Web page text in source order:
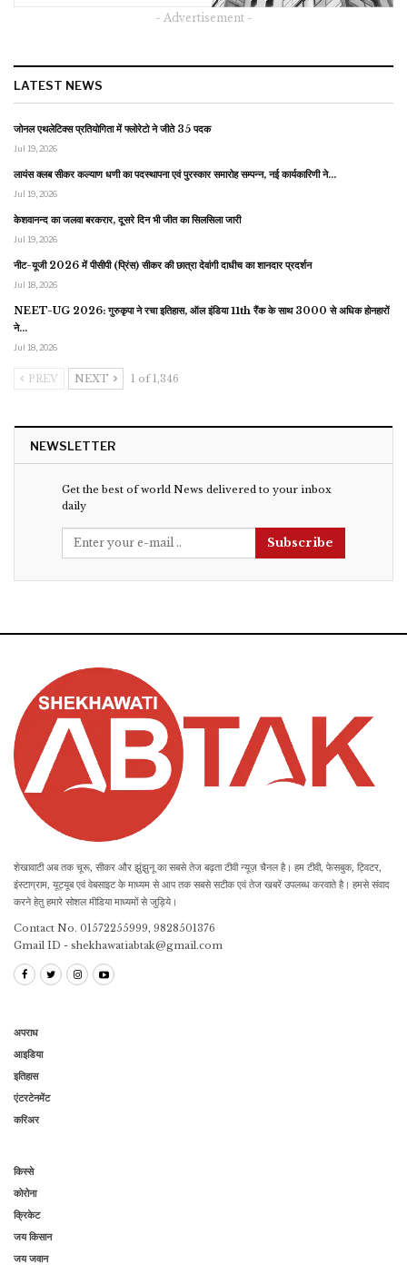
- Advertisement -
LATEST NEWS
जोनल एथलेटिक्स प्रतियोगिता में फ्लोरेटो ने जीते 35 पदक
Jul 19, 2026
लायंस क्लब सीकर कल्याण धणी का पदस्थापना एवं पुरस्कार समारोह सम्पन्न, नई कार्यकारिणी ने…
Jul 19, 2026
केशवानन्द का जलवा बरकरार, दूसरे दिन भी जीत का सिलसिला जारी
Jul 19, 2026
नीट-यूजी 2026 में पीसीपी (प्रिंस) सीकर की छात्रा देवांगी दाधीच का शानदार प्रदर्शन
Jul 18, 2026
NEET-UG 2026: गुरुकृपा ने रचा इतिहास, ऑल इंडिया 11th रैंक के साथ 3000 से अधिक होनहारों
ने…
Jul 18, 2026
PREV NEXT 1 of 1,346
NEWSLETTER
Get the best of world News delivered to your inbox
daily
Subscribe
शेखावाटी अब तक चूरू, सीकर और झुंझुनू का सबसे तेज बढ़ता टीवी न्यूज़ चैनल है। हम टीवी, फेसबुक, ट्विटर,
इंस्टाग्राम, यूट्यूब एवं वेबसाइट के माध्यम से आप तक सबसे सटीक एवं तेज खबरें उपलब्ध करवाते है। हमसे संवाद
करने हेतु हमारे सोशल मीडिया माध्यमों से जुड़िये।
Contact No. 01572255999, 9828501376
Gmail ID - shekhawatiabtak@gmail.com
अपराध
आइडिया
इतिहास
एंटरटेनमेंट
करिअर
किस्से
कोरोना
क्रिकेट
जय किसान
जय जवान